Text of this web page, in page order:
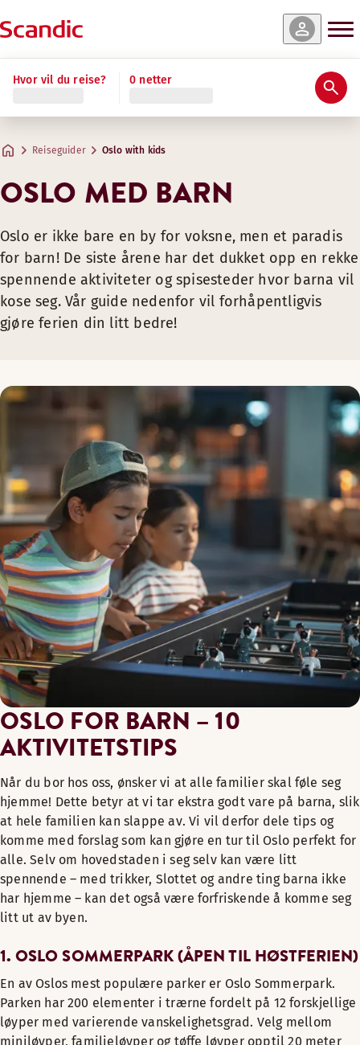
Hvor vil du reise? 0 netter
Reiseguider Oslo with kids
OSLO MED BARN
Oslo er ikke bare en by for voksne, men et paradis
for barn! De siste årene har det dukket opp en rekke
spennende aktiviteter og spisesteder hvor barna vil
kose seg. Vår guide nedenfor vil forhåpentligvis
gjøre ferien din litt bedre!
OSLO FOR BARN – 10
AKTIVITETSTIPS
Når du bor hos oss, ønsker vi at alle familier skal føle seg
hjemme! Dette betyr at vi tar ekstra godt vare på barna, slik
at hele familien kan slappe av. Vi vil derfor dele tips og
komme med forslag som kan gjøre en tur til Oslo perfekt for
alle. Selv om hovedstaden i seg selv kan være litt
spennende – med trikker, Slottet og andre ting barna ikke
har hjemme – kan det også være forfriskende å komme seg
litt ut av byen.
1. OSLO SOMMERPARK (ÅPEN TIL HØSTFERIEN)
En av Oslos mest populære parker er Oslo Sommerpark.
Parken har 200 elementer i trærne fordelt på 12 forskjellige
løyper med varierende vanskelighetsgrad. Velg mellom
miniløyper, familieløyper og tøffe løyper opptil 20 meter